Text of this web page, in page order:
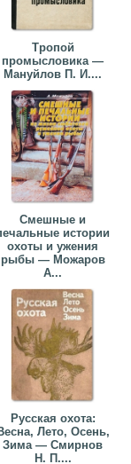
Тропой
промысловика —
Мануйлов П. И....
Смешные и
истории
охоты и ужения
рыбы — Можаров
А...
Русская охота:
Лето, Осень,
Зима — Смирнов
Н. П....